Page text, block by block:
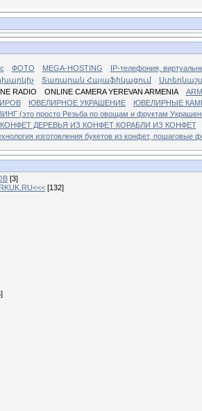
ФОТО MEGA-HOSTING
IP-телефония,
Տառարան Հայաֆիկացում
RADIO
ONLINE CAMERA YEREVAN ARMENIA
ЮВЕЛИРНОЕ УКРАШЕНИЕ
ЮВЕЛИРНЫЕ
(это просто Резьба по овощам и фруктам
ДЕРЕВЬЯ ИЗ КОНФЕТ КОРАБЛИ ИЗ КОНФЕТ
изготовления букетов из конфет, пошаговые
[3]
[132]